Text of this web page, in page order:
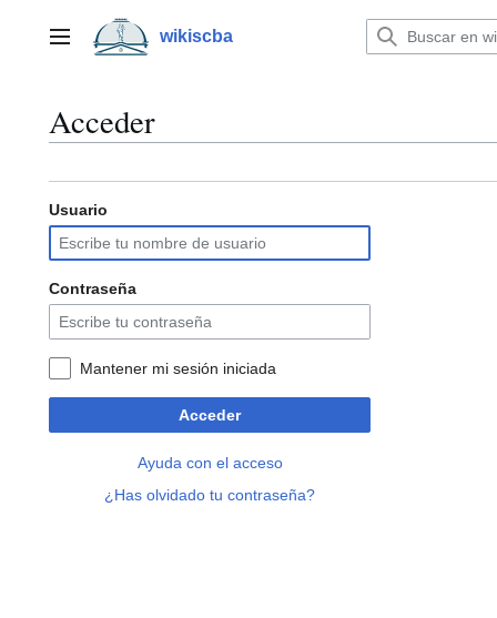
contenidoMenú principalwikiscba
Acceder
Usuario
Contraseña
Mantener mi sesión iniciada
Acceder
Ayuda con el acceso
¿Has olvidado tu contraseña?